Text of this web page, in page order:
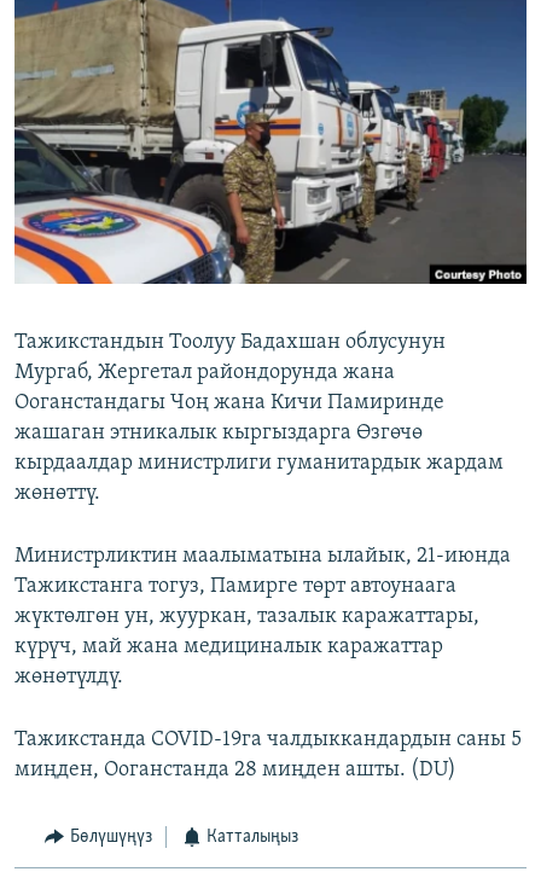
ЭЖЕ-СИҢДИЛЕР
АЗАТТЫК+
ЫҢГАЙСЫЗ СУРООЛОР
ОНЛАЙН ШЕРИНЕ
ЭЕ/АРнун бардык сайттары
Тажикстандын Тоолуу Бадахшан облусунун
Мургаб, Жергетал райондорунда жана
Ооганстандагы Чоң жана Кичи Памиринде
жашаган этникалык кыргыздарга Өзгөчө
кырдаалдар министрлиги гуманитардык жардам
жөнөттү.
Министрликтин маалыматына ылайык, 21-июнда
Тажикстанга тогуз, Памирге төрт автоунаага
жүктөлгөн ун, жууркан, тазалык каражаттары,
күрүч, май жана медициналык каражаттар
жөнөтүлдү.
Тажикстанда COVID-19га чалдыккандардын саны 5
миңден, Ооганстанда 28 миңден ашты. (DU)
Бөлүшүңүз Катталыңыз